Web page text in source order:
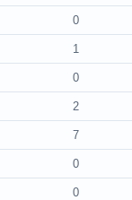
0
1
0
2
7
0
0